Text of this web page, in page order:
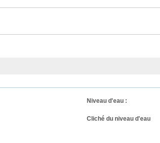
Niveau d'eau :
Cliché du niveau d'eau